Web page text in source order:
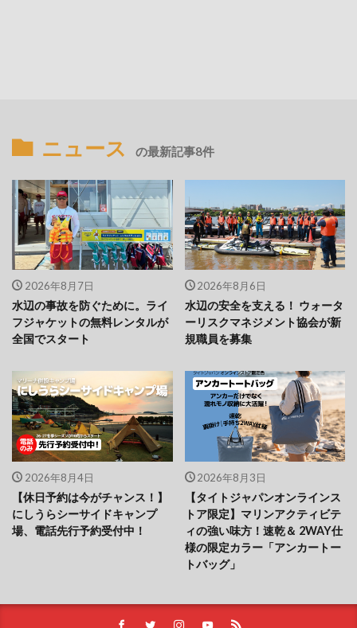
ニュース の最新記事8件
2026年8月7日
水辺の事故を防ぐために。ライ
フジャケットの無料レンタルが
全国でスタート
2026年8月6日
水辺の安全を支える！ ウォータ
ーリスクマネジメント協会が新
規職員を募集
2026年8月4日
【休日予約は今がチャンス！】
にしうらシーサイドキャンプ
場、電話先行予約受付中！
2026年8月3日
【タイトジャパンオンラインス
トア限定】マリンアクティビテ
ィの強い味方！速乾＆ 2WAY仕
様の限定カラー「アンカートー
トバッグ」